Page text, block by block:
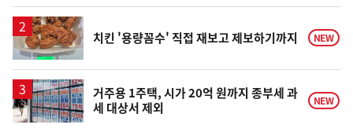
일
치킨 '용량꼼수' 직접 재보고 제보하기까지 NEW
거주용 1주택, 시가 20억 원까지 종부세 과
세 대상서 제외
NEW